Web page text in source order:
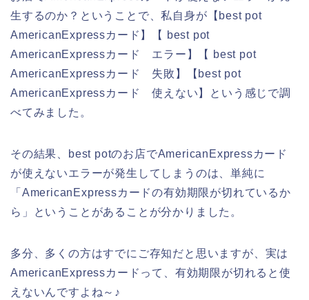
生するのか？ということで、私自身が【best pot
AmericanExpressカード】【 best pot
AmericanExpressカード エラー】【 best pot
AmericanExpressカード 失敗】【best pot
AmericanExpressカード 使えない】という感じで調
べてみました。
その結果、best potのお店でAmericanExpressカード
が使えないエラーが発生してしまうのは、単純に
「AmericanExpressカードの有効期限が切れているか
ら」ということがあることが分かりました。
多分、多くの方はすでにご存知だと思いますが、実は
AmericanExpressカードって、有効期限が切れると使
えないんですよね～♪